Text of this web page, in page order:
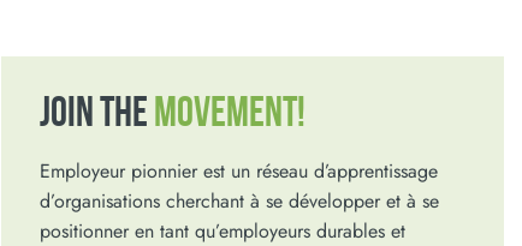
JOIN THE MOVEMENT!
Employeur pionnier est un réseau d’apprentissage
d’organisations cherchant à se développer et à se
positionner en tant qu’employeurs durables et